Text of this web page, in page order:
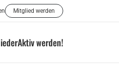
Mitglied werden
Aktiv werden!